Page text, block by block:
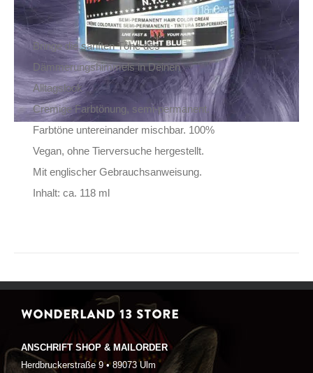
Bringe die sanften Töne des
Dämmerungshimmels in Deinen
Alltagslook
Cremige Farbtönung, semi-permanent.
Farbtöne untereinander mischbar. 100%
Vegan, ohne Tierversuche hergestellt.
Mit englischer Gebrauchsanweisung.
Inhalt: ca. 118 ml
WONDERLAND 13 STORE
ANSCHRIFT SHOP & MAILORDER
Herdbruckerstraße 9 • 89073 Ulm